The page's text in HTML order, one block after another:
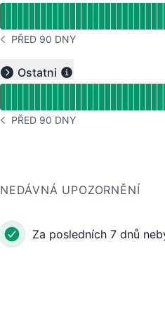
VŠIMNĚTE SI HISTORIE PŘED 90
PŘED 90 DNY
Expand group
Ostatni
Přečtěte si graf doby
VŠIMNĚTE SI HISTORIE PŘED 90
PŘED 90 DNY
NEDÁVNÁ UPOZORNĚNÍ
Za posledních 7 dnů